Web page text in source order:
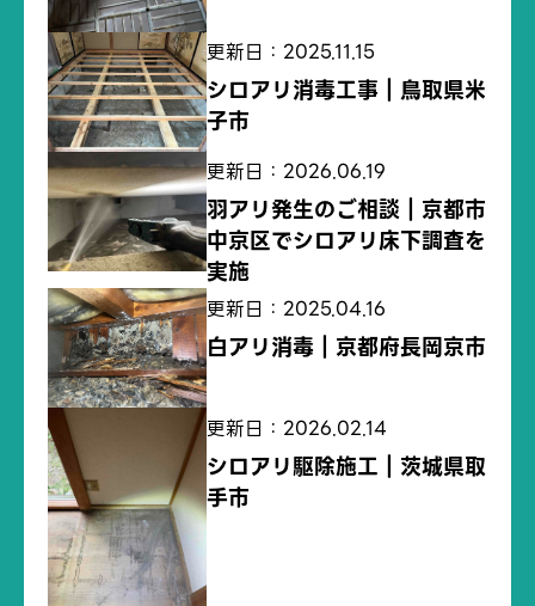
更新日：2025.11.15
シロアリ消毒工事｜鳥取県米
子市
更新日：2026.06.19
羽アリ発生のご相談｜京都市
中京区でシロアリ床下調査を
実施
更新日：2025.04.16
白アリ消毒｜京都府長岡京市
更新日：2026.02.14
シロアリ駆除施工｜茨城県取
手市